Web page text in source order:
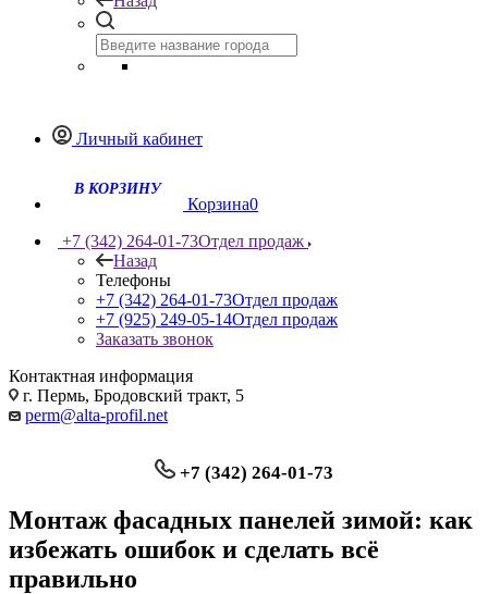
Личный кабинет
Корзина0
+7 (342) 264-01-73Отдел продаж
Назад
Телефоны
+7 (342) 264-01-73Отдел продаж
+7 (925) 249-05-14Отдел продаж
Заказать звонок
Контактная информация
г. Пермь, Бродовский тракт, 5
perm@alta-profil.net
+7 (342) 264-01-73
Монтаж фасадных панелей зимой: как
избежать ошибок и сделать всё
правильно